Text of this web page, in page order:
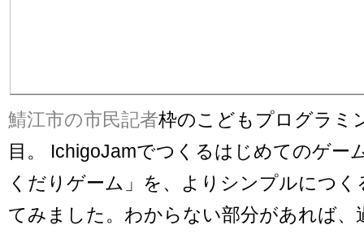
鯖江市の市民記者枠のこどもプログラミ
目。 IchigoJamでつくるはじめてのゲー
くだりゲーム」を、よりシンプルにつく
てみました。わからない部分があれば、